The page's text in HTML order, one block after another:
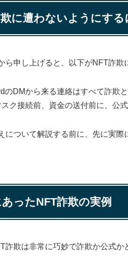
に遭わないようにする
ら申し上げると、以下がNFT詐
のDMから来る連絡はすべて詐欺
スク接続前、資金の送付前に、公
について解説する前に、先に実
ったNFT詐欺の実例
詐欺は非常に巧妙で詐欺か公式か